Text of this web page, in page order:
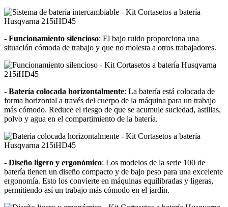
- Funcionamiento silencioso: El bajo ruido proporciona una
situación cómoda de trabajo y que no molesta a otros trabajadores.
- Batería colocada horizontalmente: La batería está colocada de
forma horizontal a través del cuerpo de la máquina para un trabajo
más cómodo. Reduce el riesgo de que se acumule suciedad, astillas,
polvo y agua en el compartimiento de la batería.
- Diseño ligero y ergonómico: Los modelos de la serie 100 de
batería tienen un diseño compacto y de bajo peso para una excelente
ergonomía. Esto los convierte en máquinas equilibradas y ligeras,
permitiendo así un trabajo más cómodo en el jardín.